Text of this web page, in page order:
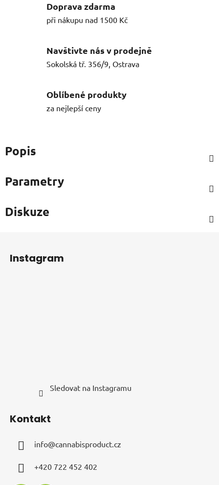
Doprava zdarma
při nákupu nad 1500 Kč
Navštivte nás v prodejně
Sokolská tř. 356/9, Ostrava
Oblíbené produkty
za nejlepší ceny
Popis
Parametry
Diskuze
Instagram
Sledovat na Instagramu
Kontakt
info@cannabisproduct.cz
+420 722 452 402